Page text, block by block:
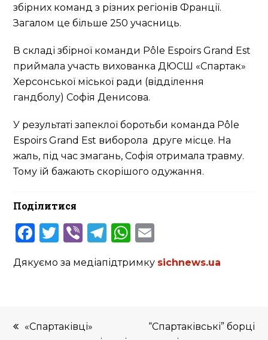
збірних команд з різних регіонів Франції.
Загалом це більше 250 учасниць.
В складі збірної команди Pôle Espoirs Grand Est
приймала участь вихованка ДЮСШ «Спартак»
Херсонської міської ради (відділення
гандболу) Софія Денисова.
У результаті запеклої боротьби команда Pôle
Espoirs Grand Est виборола друге місце. На
жаль, під час змагань, Софія отримала травму.
Тому їй бажають скорішого одужання.
Поділитися
Facebook
Twitter
ViberTelegram
WhatsApp
Дякуємо за медіапідтримку sichnews.ua
previous
«Спартаківці»
next
“Спартаківські” борці